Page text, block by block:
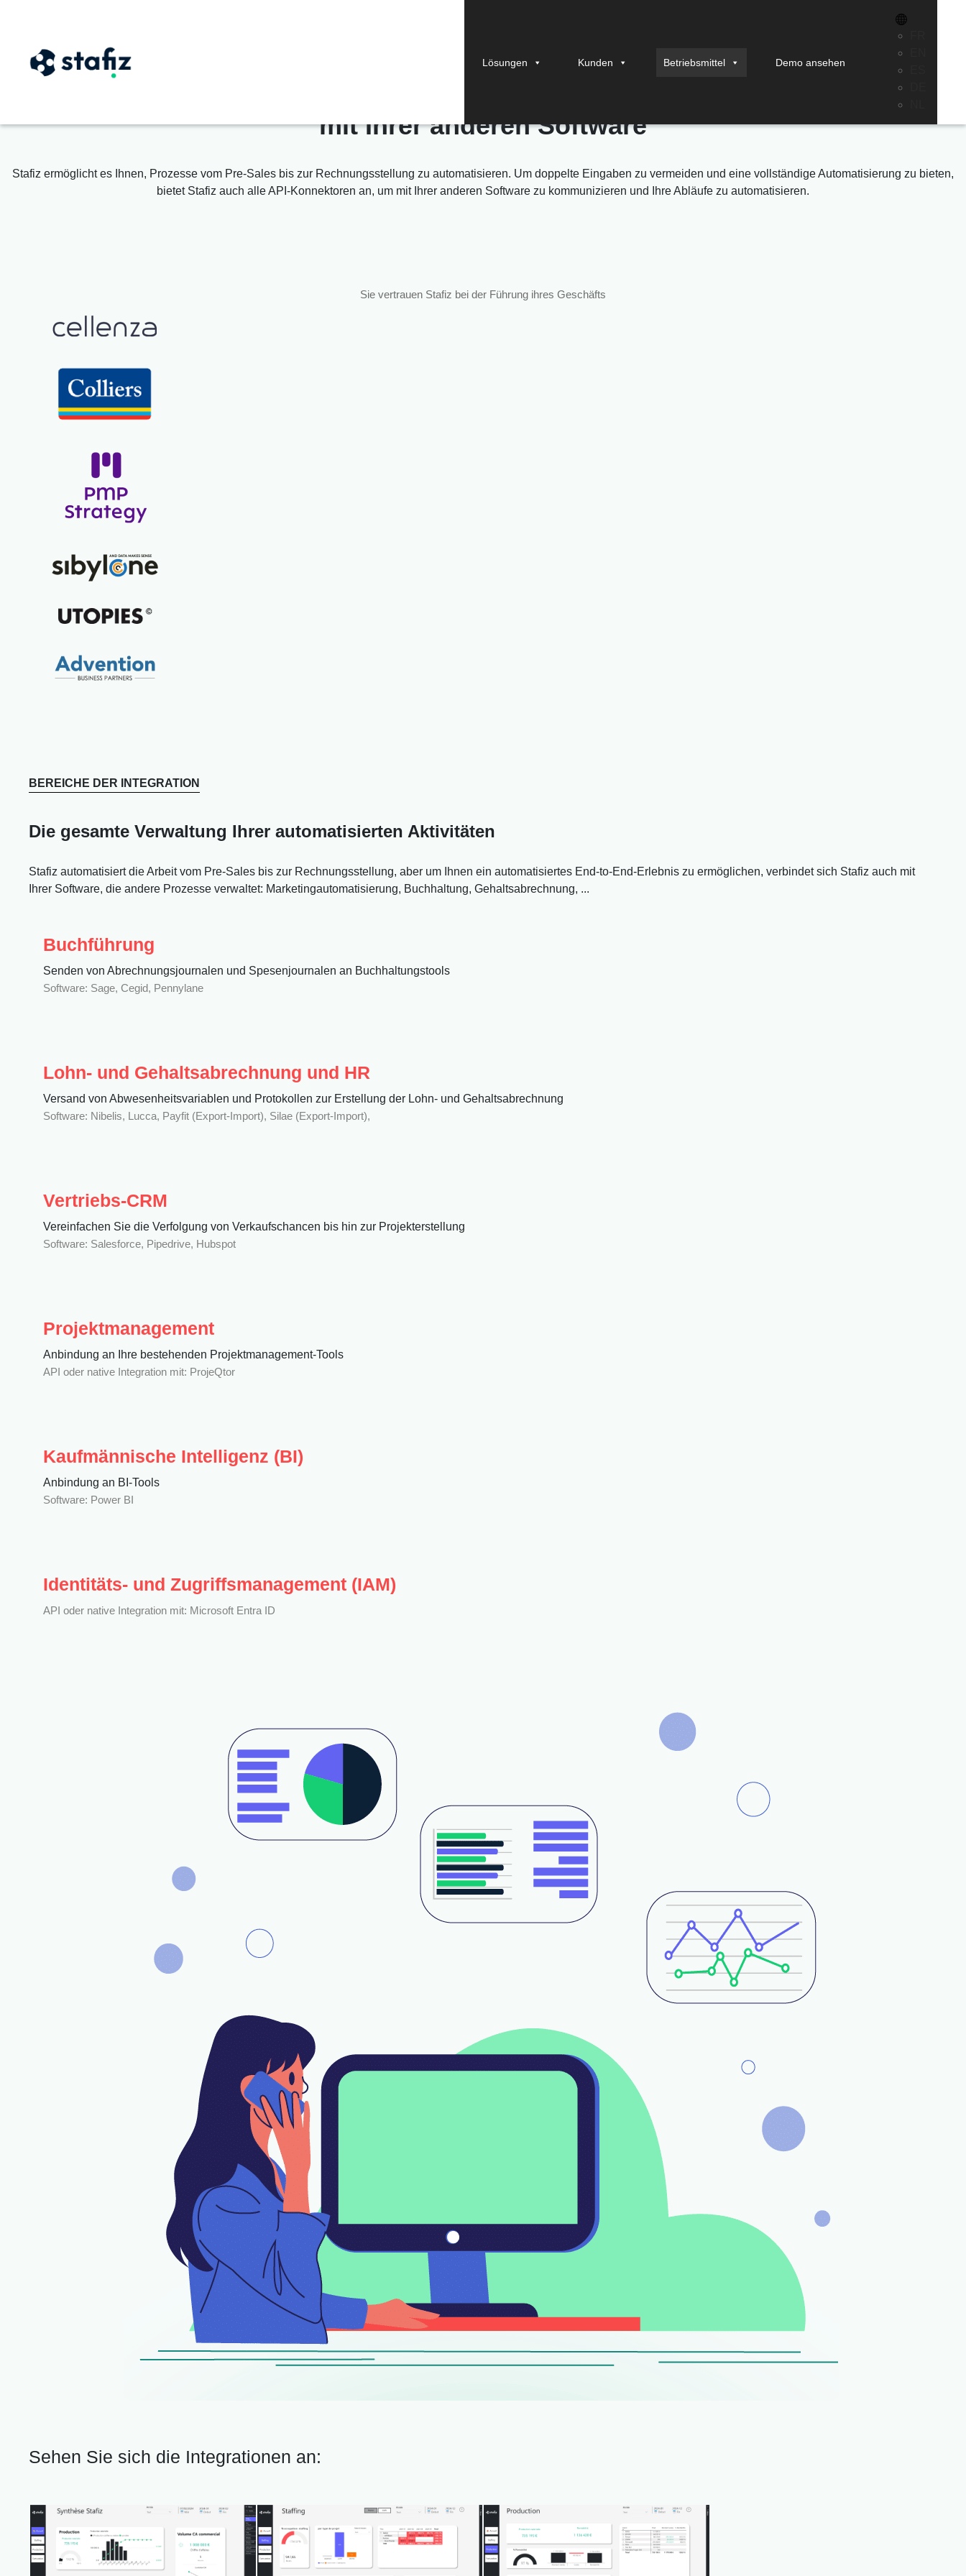
Lösungen Kunden Betriebsmittel Demo ansehen
mit Ihrer anderen Software
Stafiz ermöglicht es Ihnen, Prozesse vom Pre-Sales bis zur Rechnungsstellung zu automatisieren. Um doppelte Eingaben zu vermeiden und eine vollständige Automatisierung zu bieten,
bietet Stafiz auch alle API-Konnektoren an, um mit Ihrer anderen Software zu kommunizieren und Ihre Abläufe zu automatisieren.
Sie vertrauen Stafiz bei der Führung ihres Geschäfts
BEREICHE DER INTEGRATION
Die gesamte Verwaltung Ihrer automatisierten Aktivitäten
Stafiz automatisiert die Arbeit vom Pre-Sales bis zur Rechnungsstellung, aber um Ihnen ein automatisiertes End-to-End-Erlebnis zu ermöglichen, verbindet sich Stafiz auch mit
Ihrer Software, die andere Prozesse verwaltet: Marketingautomatisierung, Buchhaltung, Gehaltsabrechnung, ...
Buchführung
Senden von Abrechnungsjournalen und Spesenjournalen an Buchhaltungstools
Software: Sage, Cegid, Pennylane
Lohn- und Gehaltsabrechnung und HR
Versand von Abwesenheitsvariablen und Protokollen zur Erstellung der Lohn- und Gehaltsabrechnung
Software: Nibelis, Lucca, Payfit (Export-Import), Silae (Export-Import),
Vertriebs-CRM
Vereinfachen Sie die Verfolgung von Verkaufschancen bis hin zur Projekterstellung
Software: Salesforce, Pipedrive, Hubspot
Projektmanagement
Anbindung an Ihre bestehenden Projektmanagement-Tools
API oder native Integration mit: ProjeQtor
Kaufmännische Intelligenz (BI)
Anbindung an BI-Tools
Software: Power BI
Identitäts- und Zugriffsmanagement (IAM)
API oder native Integration mit: Microsoft Entra ID
Sehen Sie sich die Integrationen an: